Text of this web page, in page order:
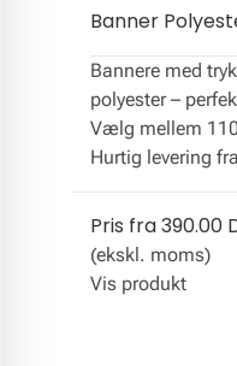
Banner
Bannere med
polyester –
Vælg mellem
Hurtig levering
Pris fra390.00
(ekskl. moms)
Vis produkt